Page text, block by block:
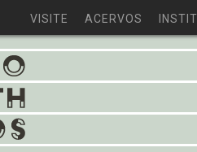
VISITE ACERVOS